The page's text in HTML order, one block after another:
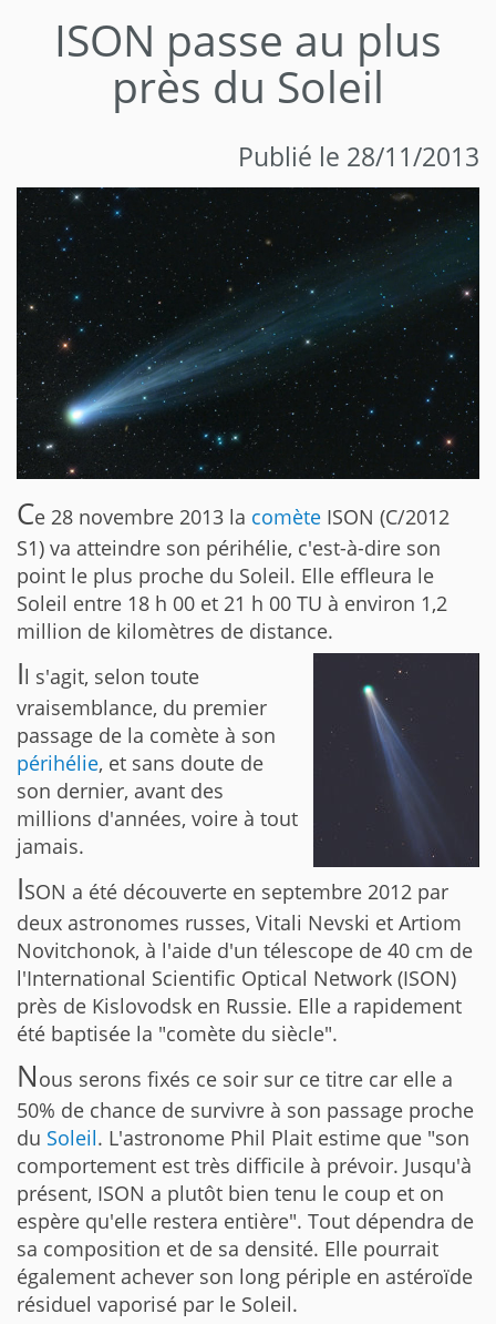
ISON passe au plus
près du Soleil
Publié le 28/11/2013
Ce 28 novembre 2013 la comète ISON (C/2012
S1) va atteindre son périhélie, c'est-à-dire son
point le plus proche du Soleil. Elle effleura le
Soleil entre 18 h 00 et 21 h 00 TU à environ 1,2
million de kilomètres de distance.
Il s'agit, selon toute
vraisemblance, du premier
passage de la comète à son
périhélie, et sans doute de
son dernier, avant des
millions d'années, voire à tout
jamais.
ISON a été découverte en septembre 2012 par
deux astronomes russes, Vitali Nevski et Artiom
Novitchonok, à l'aide d'un télescope de 40 cm de
l'International Scientific Optical Network (ISON)
près de Kislovodsk en Russie. Elle a rapidement
été baptisée la "comète du siècle".
Nous serons fixés ce soir sur ce titre car elle a
50% de chance de survivre à son passage proche
du Soleil. L'astronome Phil Plait estime que "son
comportement est très difficile à prévoir. Jusqu'à
présent, ISON a plutôt bien tenu le coup et on
espère qu'elle restera entière". Tout dépendra de
sa composition et de sa densité. Elle pourrait
également achever son long périple en astéroïde
résiduel vaporisé par le Soleil.